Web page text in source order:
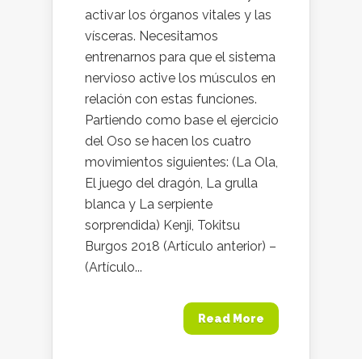
activar los órganos vitales y las
vísceras. Necesitamos
entrenarnos para que el sistema
nervioso active los músculos en
relación con estas funciones.
Partiendo como base el ejercicio
del Oso se hacen los cuatro
movimientos siguientes: (La Ola,
El juego del dragón, La grulla
blanca y La serpiente
sorprendida) Kenji, Tokitsu
Burgos 2018 (Artículo anterior) –
(Artículo...
Read More